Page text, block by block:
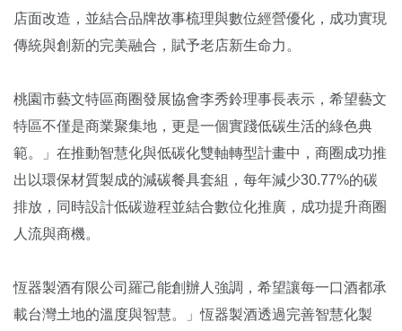
店面改造，並結合品牌故事梳理與數位經營優化，成功實現
傳統與創新的完美融合，賦予老店新生命力。
桃園市藝文特區商圈發展協會李秀鈴理事長表示，希望藝文
特區不僅是商業聚集地，更是一個實踐低碳生活的綠色典
範。」在推動智慧化與低碳化雙軸轉型計畫中，商圈成功推
出以環保材質製成的減碳餐具套組，每年減少30.77%的碳
排放，同時設計低碳遊程並結合數位化推廣，成功提升商圈
人流與商機。
恆器製酒有限公司羅己能創辦人強調，希望讓每一口酒都承
載台灣土地的溫度與智慧。」恆器製酒透過完善智慧化製